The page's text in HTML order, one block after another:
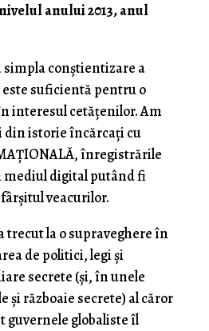
anului 2013, anul
simpla conștientizare a
suficientă pentru o
interesul cetățenilor. Am
istorie încărcați cu
înregistrările
digital putând fi
veacurilor.
trecut la o supraveghere în
de politici, legi și
secrete (și, în unele
și războaie secrete) al căror
globaliste îl